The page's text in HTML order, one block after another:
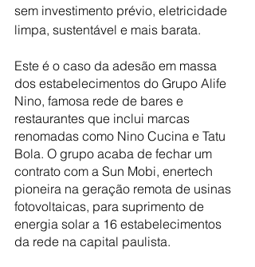
sem investimento prévio, eletricidade
limpa, sustentável e mais barata.
Este é o caso da adesão em massa
dos estabelecimentos do Grupo Alife
Nino, famosa rede de bares e
restaurantes que inclui marcas
renomadas como Nino Cucina e Tatu
Bola. O grupo acaba de fechar um
contrato com a Sun Mobi, enertech
pioneira na geração remota de usinas
fotovoltaicas, para suprimento de
energia solar a 16 estabelecimentos
da rede na capital paulista.